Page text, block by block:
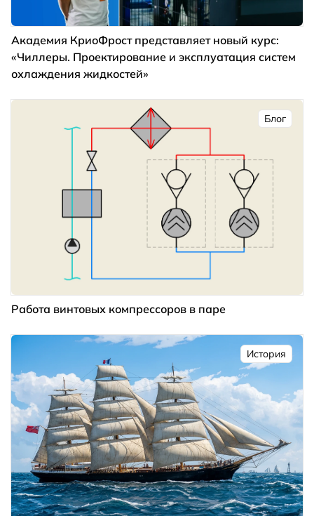
Академия КриоФрост представляет новый курс:
«Чиллеры. Проектирование и эксплуатация систем
охлаждения жидкостей»
Блог
Работа винтовых компрессоров в паре
История